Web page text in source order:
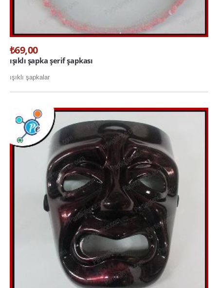
₺69,00
ışıklı şapka şerif şapkası
ışıklı şapkalar